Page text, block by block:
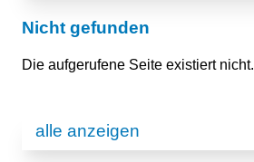
Nicht gefunden
Die aufgerufene Seite existiert nicht.
alle anzeigen